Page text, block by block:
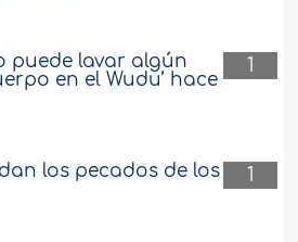
1
puede lavar algún
en el Wudu’ hace
1
los pecados de los